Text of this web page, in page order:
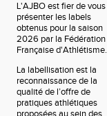
L'AJBO est fier de vous
présenter les labels
obtenus pour la saison
2026 par la Fédération
Française d'Athlétisme.
La labellisation est la
reconnaissance de la
qualité de l’offre de
pratiques athlétiques